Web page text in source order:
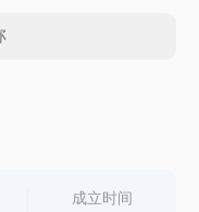
成立时间